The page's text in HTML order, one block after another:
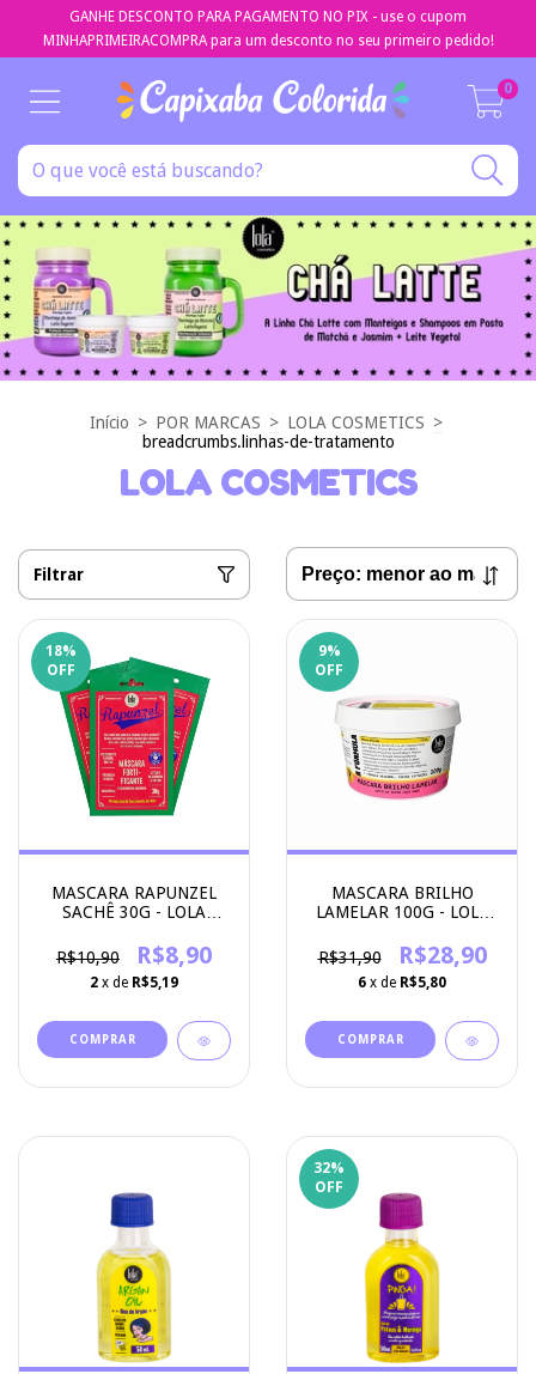
GANHE DESCONTO PARA PAGAMENTO NO PIX - use o cupom
MINHAPRIMEIRACOMPRA para um desconto no seu primeiro pedido!
0
Início > POR MARCAS > LOLA COSMETICS >
breadcrumbs.linhas-de-tratamento
LOLA COSMETICS
Filtrar
18%
OFF
MASCARA RAPUNZEL
SACHÊ 30G - LOLA
R$10,90
R$8,90
2 x de R$5,19
9%
OFF
MASCARA BRILHO
LAMELAR 100G - LOLA
R$31,90
R$28,90
6 x de R$5,80
32%
OFF